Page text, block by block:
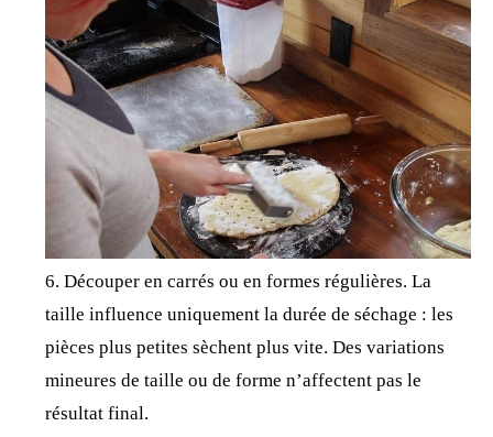
Découper en carrés ou en formes régulières. La
taille influence uniquement la durée de séchage : les
pièces plus petites sèchent plus vite. Des variations
mineures de taille ou de forme n’affectent pas le
résultat final.